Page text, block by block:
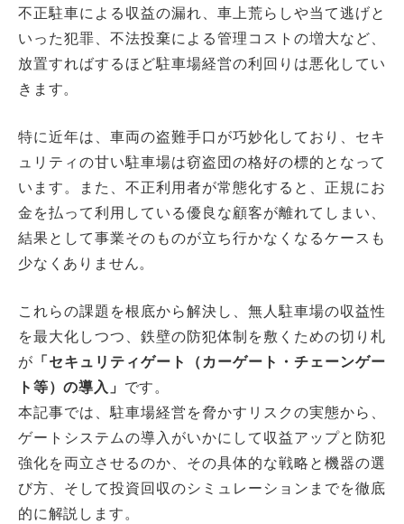
不正駐車による収益の漏れ、車上荒らしや当て逃げと
いった犯罪、不法投棄による管理コストの増大など、
放置すればするほど駐車場経営の利回りは悪化してい
きます。
特に近年は、車両の盗難手口が巧妙化しており、セキ
ュリティの甘い駐車場は窃盗団の格好の標的となって
います。また、不正利用者が常態化すると、正規にお
金を払って利用している優良な顧客が離れてしまい、
結果として事業そのものが立ち行かなくなるケースも
少なくありません。
これらの課題を根底から解決し、無人駐車場の収益性
を最大化しつつ、鉄壁の防犯体制を敷くための切り札
が 「セキュリティゲート（カーゲート・チェーンゲー
ト等）の導入」 です。
本記事では、駐車場経営を脅かすリスクの実態から、
ゲートシステムの導入がいかにして収益アップと防犯
強化を両立させるのか、その具体的な戦略と機器の選
び方、そして投資回収のシミュレーションまでを徹底
的に解説します。